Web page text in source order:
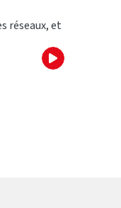
réseaux, et
Ecouter